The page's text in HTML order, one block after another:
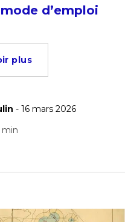
d’emploi
plus
- 16 mars 2026
min